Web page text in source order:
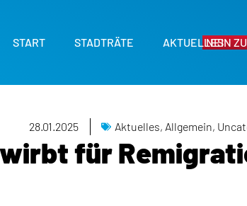
START STADTRÄTE AKTUELLES
NEIN
28.01.2025 Aktuelles, Allgemein,
für